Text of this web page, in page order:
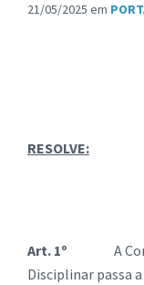
21/05/2025 em
RESOLVE:
Art. 1º A
Disciplinar passa